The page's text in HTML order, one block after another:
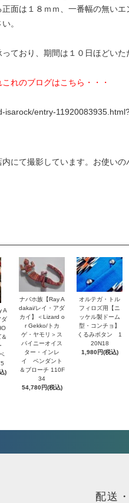
面は１８ｍｍ、一番幅の無いエ
。
ており、期間は１０日ほどい
れのブログはこちら・・・
isarock/entry-
にて撮影しています。お使い
A
ダ
)
ナバホ族【Ray A
dakai/レイ・アダ
カイ】＜Lizard o
r Gekko/トカ
ゲ・ヤモリ＞ス
パイニーオイス
ター・インレ
イ ペンダント
＆ブローチ 110F
34
54,780円(税込)
オルテガ・トル
フィロズ用【ニ
ッケル製ドーム
型・コンチョ】
くるみボタン 1
20N18
1,980円(税込)
配送